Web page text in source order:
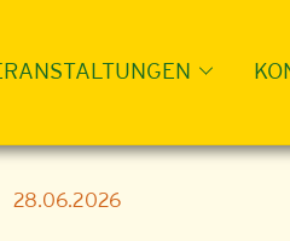
28.06.2026